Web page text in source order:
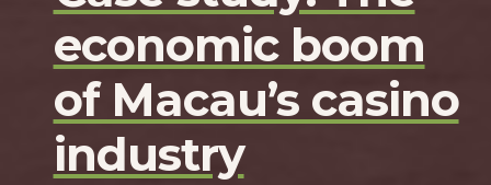
economic boom
of Macau’s casino
industry